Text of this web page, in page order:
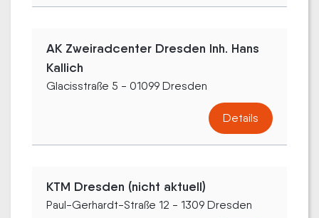
AK Zweiradcenter Dresden Inh. Hans
Kallich
Glacisstraße 5 - 01099 Dresden
Details
KTM Dresden (nicht aktuell)
Paul-Gerhardt-Straße 12 - 1309 Dresden